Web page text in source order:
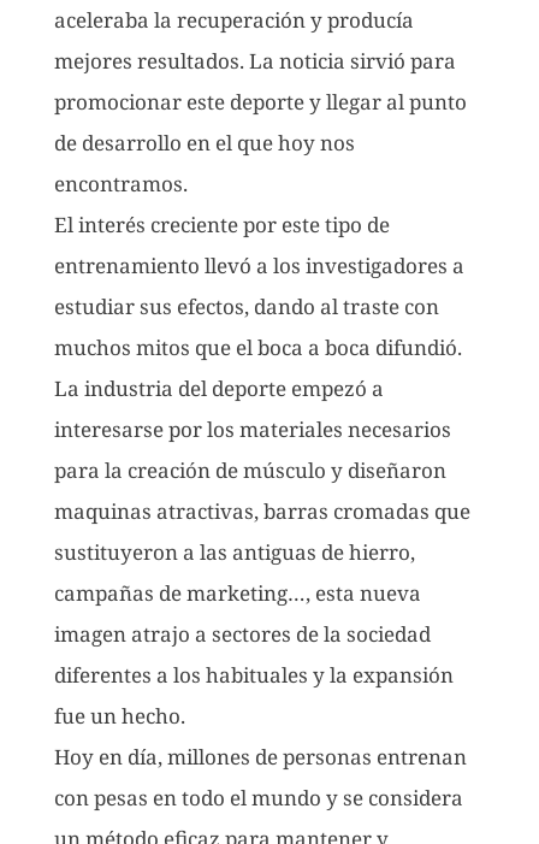
aceleraba la recuperación y producía
mejores resultados. La noticia sirvió para
promocionar este deporte y llegar al punto
de desarrollo en el que hoy nos
encontramos.
El interés creciente por este tipo de
entrenamiento llevó a los investigadores a
estudiar sus efectos, dando al traste con
muchos mitos que el boca a boca difundió.
La industria del deporte empezó a
interesarse por los materiales necesarios
para la creación de músculo y diseñaron
maquinas atractivas, barras cromadas que
sustituyeron a las antiguas de hierro,
campañas de marketing…, esta nueva
imagen atrajo a sectores de la sociedad
diferentes a los habituales y la expansión
fue un hecho.
Hoy en día, millones de personas entrenan
con pesas en todo el mundo y se considera